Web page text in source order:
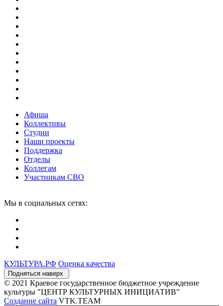
Афиша
Коллективы
Студии
Наши проекты
Поддержка
Отделы
Коллегам
Участникам СВО
Мы в социальных сетях:
КУЛЬТУРА.РФ Оценка качества
Подняться наверх
© 2021 Краевое государственное бюджетное учреждение
культуры "ЦЕНТР КУЛЬТУРНЫХ ИНИЦИАТИВ"
Создание сайта VTK.TEAM